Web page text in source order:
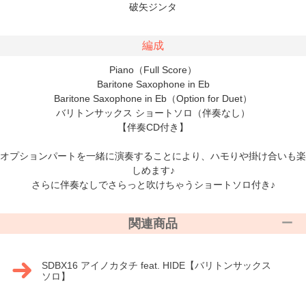
破矢ジンタ
編成
Piano（Full Score）
Baritone Saxophone in Eb
Baritone Saxophone in Eb（Option for Duet）
バリトンサックス ショートソロ（伴奏なし）
【伴奏CD付き】
オプションパートを一緒に演奏することにより、ハモりや掛け合いも楽
しめます♪
さらに伴奏なしでさらっと吹けちゃうショートソロ付き♪
関連商品
SDBX16 アイノカタチ feat. HIDE【バリトンサックス
ソロ】